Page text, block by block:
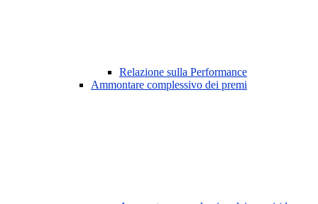
Relazione sulla Performance
Ammontare complessivo dei premi